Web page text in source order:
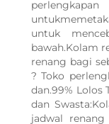
untuk
bawah.Kolam
renang bagi
? Toko
dan.99% Lolos
dan
jadwal